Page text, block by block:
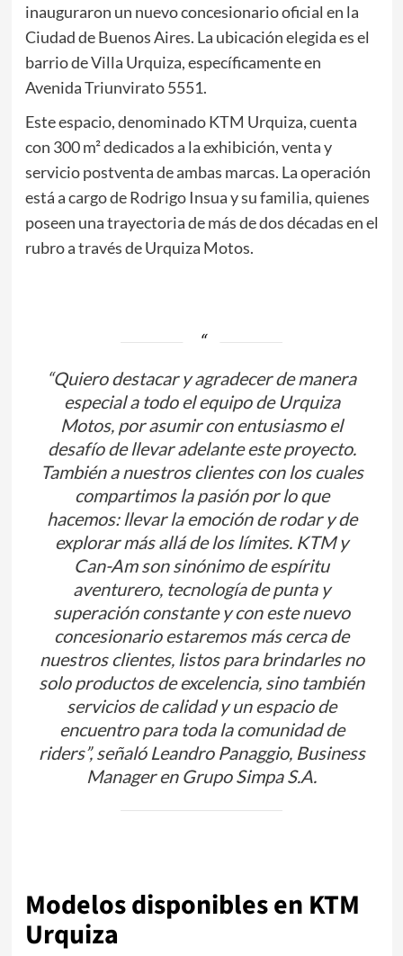
inauguraron un nuevo concesionario oficial en la
Ciudad de Buenos Aires. La ubicación elegida es el
barrio de Villa Urquiza, específicamente en
Avenida Triunvirato 5551.
Este espacio, denominado KTM Urquiza, cuenta
con 300 m² dedicados a la exhibición, venta y
servicio postventa de ambas marcas. La operación
está a cargo de Rodrigo Insua y su familia, quienes
poseen una trayectoria de más de dos décadas en el
rubro a través de Urquiza Motos.
“Quiero destacar y agradecer de manera
especial a todo el equipo de Urquiza
Motos, por asumir con entusiasmo el
desafío de llevar adelante este proyecto.
También a nuestros clientes con los cuales
compartimos la pasión por lo que
hacemos: llevar la emoción de rodar y de
explorar más allá de los límites. KTM y
Can-Am son sinónimo de espíritu
aventurero, tecnología de punta y
superación constante y con este nuevo
concesionario estaremos más cerca de
nuestros clientes, listos para brindarles no
solo productos de excelencia, sino también
servicios de calidad y un espacio de
encuentro para toda la comunidad de
riders”, señaló Leandro Panaggio, Business
Manager en Grupo Simpa S.A.
Modelos disponibles en KTM
Urquiza